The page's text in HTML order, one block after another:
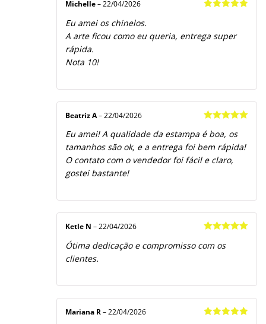
Michelle – 22/04/2026
Eu amei os chinelos.
A arte ficou como eu queria, entrega super
rápida.
Nota 10!
de 5
Beatriz A – 22/04/2026
Eu amei! A qualidade da estampa é boa, os
tamanhos são ok, e a entrega foi bem rápida!
O contato com o vendedor foi fácil e claro,
gostei bastante!
de 5
Ketle N – 22/04/2026
Ótima dedicação e compromisso com os
clientes.
Mariana R – 22/04/2026